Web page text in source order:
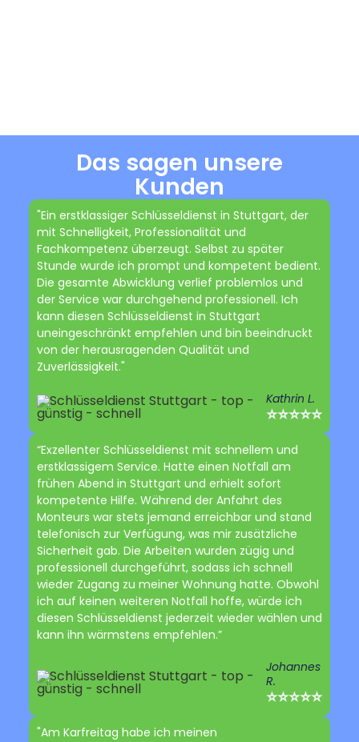
Das sagen unsere
Kunden
"Ein erstklassiger Schlüsseldienst in Stuttgart, der
mit Schnelligkeit, Professionalität und
Fachkompetenz überzeugt. Selbst zu später
Stunde wurde ich prompt und kompetent bedient.
Die gesamte Abwicklung verlief problemlos und
der Service war durchgehend professionell. Ich
kann diesen Schlüsseldienst in Stuttgart
uneingeschränkt empfehlen und bin beeindruckt
von der herausragenden Qualität und
Zuverlässigkeit."
Kathrin L.
⭐⭐⭐⭐⭐
“Exzellenter Schlüsseldienst mit schnellem und
erstklassigem Service. Hatte einen Notfall am
frühen Abend in Stuttgart und erhielt sofort
kompetente Hilfe. Während der Anfahrt des
Monteurs war stets jemand erreichbar und stand
telefonisch zur Verfügung, was mir zusätzliche
Sicherheit gab. Die Arbeiten wurden zügig und
professionell durchgeführt, sodass ich schnell
wieder Zugang zu meiner Wohnung hatte. Obwohl
ich auf keinen weiteren Notfall hoffe, würde ich
diesen Schlüsseldienst jederzeit wieder wählen und
kann ihn wärmstens empfehlen.”
Johannes
R.
⭐⭐⭐⭐⭐
"Am Karfreitag habe ich meinen